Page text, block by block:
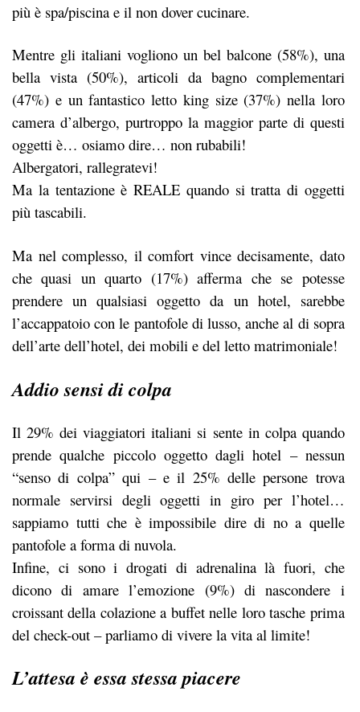
più è spa/piscina e il non dover cucinare.
Mentre gli italiani vogliono un bel balcone (58%), una
bella vista (50%), articoli da bagno complementari
(47%) e un fantastico letto king size (37%) nella loro
camera d’albergo, purtroppo la maggior parte di questi
oggetti è… osiamo dire… non rubabili!
Albergatori, rallegratevi!
Ma la tentazione è REALE quando si tratta di oggetti
più tascabili.
Ma nel complesso, il comfort vince decisamente, dato
che quasi un quarto (17%) afferma che se potesse
prendere un qualsiasi oggetto da un hotel, sarebbe
l’accappatoio con le pantofole di lusso, anche al di sopra
dell’arte dell’hotel, dei mobili e del letto matrimoniale!
Addio sensi di colpa
Il 29% dei viaggiatori italiani si sente in colpa quando
prende qualche piccolo oggetto dagli hotel – nessun
“senso di colpa” qui – e il 25% delle persone trova
normale servirsi degli oggetti in giro per l’hotel…
sappiamo tutti che è impossibile dire di no a quelle
pantofole a forma di nuvola.
Infine, ci sono i drogati di adrenalina là fuori, che
dicono di amare l’emozione (9%) di nascondere i
croissant della colazione a buffet nelle loro tasche prima
del check-out – parliamo di vivere la vita al limite!
L’attesa è essa stessa piacere